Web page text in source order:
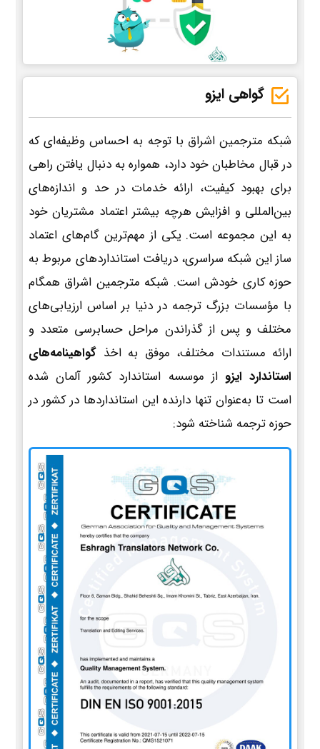
گواهی ایزو
شبکه مترجمین اشراق با توجه به احساس وظیفه‌ای که
در قبال مخاطبان خود دارد، همواره به دنبال یافتن راهی
برای بهبود کیفیت، ارائه خدمات در حد و اندازه‌های
بین‌المللی و افزایش هرچه بیشتر اعتماد مشتریان خود
به این مجموعه است. یکی از مهم‌ترین گام‌های اعتماد
ساز این شبکه سراسری، دریافت استانداردهای مربوط به
حوزه کاری خودش است. شبکه مترجمین اشراق همگام
با مؤسسات بزرگ ترجمه در دنیا بر اساس ارزیابی‌های
مختلف و پس از گذراندن مراحل حسابرسی متعدد و
ارائه مستندات مختلف، موفق به اخذ گواهینامه‌های
استاندارد ایزو از موسسه استاندارد کشور آلمان شده
است تا به‌عنوان تنها دارنده این استانداردها در کشور در
حوزه ترجمه شناخته شود: